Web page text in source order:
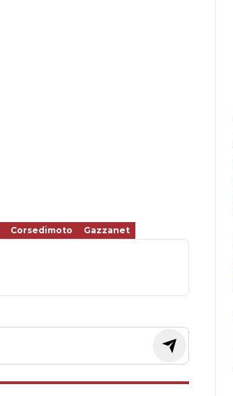
Corsedimoto Gazzanet